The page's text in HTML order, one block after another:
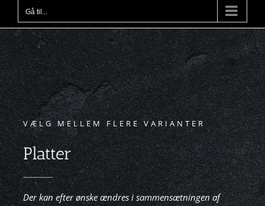
Gå til...
VÆLG MELLEM FLERE VARIANTER
Platter
Der kan efter ønske ændres i sammensætningen af